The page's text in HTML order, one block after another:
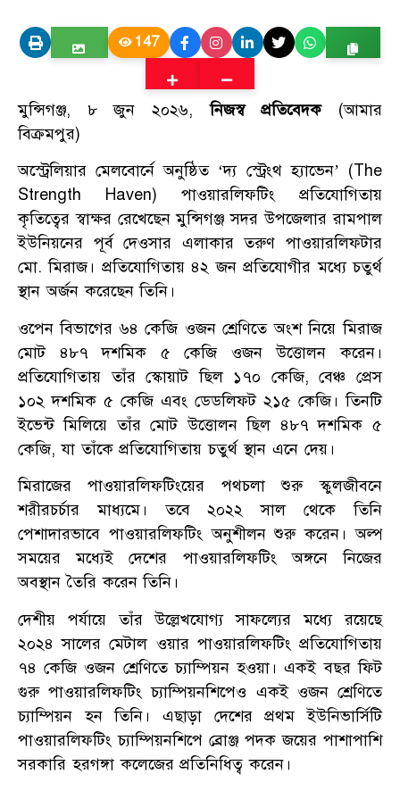
147
মুন্সিগঞ্জ, ৮ জুন ২০২৬,নিজস্ব প্রতিবেদক(আমার
বিক্রমপুর)
অস্ট্রেলিয়ার মেলবোর্নে অনুষ্ঠিত ‘দ্য স্ট্রেংথ হ্যাভেন’ (The
Strength Haven) পাওয়ারলিফটিং প্রতিযোগিতায়
কৃতিত্বের স্বাক্ষর রেখেছেন মুন্সিগঞ্জ সদর উপজেলার রামপাল
ইউনিয়নের পূর্ব দেওসার এলাকার তরুণ পাওয়ারলিফটার
মো. মিরাজ। প্রতিযোগিতায় ৪২ জন প্রতিযোগীর মধ্যে চতুর্থ
স্থান অর্জন করেছেন তিনি।
ওপেন বিভাগের ৬৪ কেজি ওজন শ্রেণিতে অংশ নিয়ে মিরাজ
মোট ৪৮৭ দশমিক ৫ কেজি ওজন উত্তোলন করেন।
প্রতিযোগিতায় তাঁর স্কোয়াট ছিল ১৭০ কেজি, বেঞ্চ প্রেস
১০২ দশমিক ৫ কেজি এবং ডেডলিফট ২১৫ কেজি। তিনটি
ইভেন্ট মিলিয়ে তাঁর মোট উত্তোলন ছিল ৪৮৭ দশমিক ৫
কেজি, যা তাঁকে প্রতিযোগিতায় চতুর্থ স্থান এনে দেয়।
মিরাজের পাওয়ারলিফটিংয়ের পথচলা শুরু স্কুলজীবনে
শরীরচর্চার মাধ্যমে। তবে ২০২২ সাল থেকে তিনি
পেশাদারভাবে পাওয়ারলিফটিং অনুশীলন শুরু করেন। অল্প
সময়ের মধ্যেই দেশের পাওয়ারলিফটিং অঙ্গনে নিজের
অবস্থান তৈরি করেন তিনি।
দেশীয় পর্যায়ে তাঁর উল্লেখযোগ্য সাফল্যের মধ্যে রয়েছে
২০২৪ সালের মেটাল ওয়ার পাওয়ারলিফটিং প্রতিযোগিতায়
৭৪ কেজি ওজন শ্রেণিতে চ্যাম্পিয়ন হওয়া। একই বছর ফিট
গুরু পাওয়ারলিফটিং চ্যাম্পিয়নশিপেও একই ওজন শ্রেণিতে
চ্যাম্পিয়ন হন তিনি। এছাড়া দেশের প্রথম ইউনিভার্সিটি
পাওয়ারলিফটিং চ্যাম্পিয়নশিপে ব্রোঞ্জ পদক জয়ের পাশাপাশি
সরকারি হরগঙ্গা কলেজের প্রতিনিধিত্ব করেন।